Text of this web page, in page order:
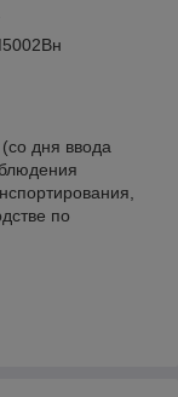
дня ввода
по